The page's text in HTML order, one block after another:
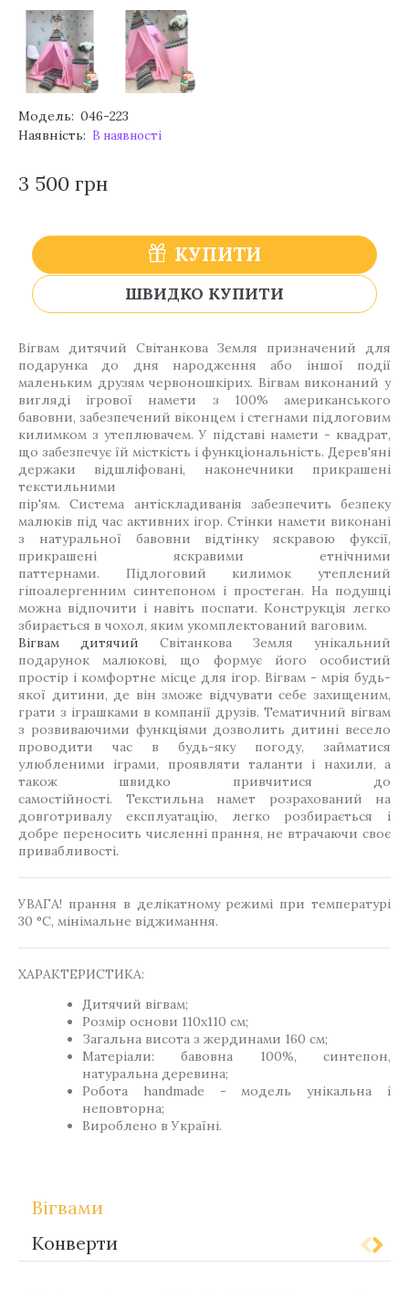
Модель: 046-223
Наявність: В наявності
3 500 грн
КУПИТИ
ШВИДКО КУПИТИ
Вігвам дитячий Світанкова Земля призначений для
подарунка до дня народження або іншої події
маленьким друзям червоношкірих. Вігвам виконаний у
вигляді ігрової намети з 100% американського
бавовни, забезпечений віконцем і стегнами підлоговим
килимком з утеплювачем. У підставі намети - квадрат,
що забезпечує їй місткість і функціональність. Дерев'яні
держаки відшліфовані, наконечники прикрашені
текстильними
пір'ям. Система антіскладиванія забезпечить безпеку
малюків під час активних ігор. Стінки намети виконані
з натуральної бавовни відтінку яскравою фуксії,
прикрашені яскравими етнічними
паттернами. Підлоговий килимок утеплений
гіпоалергенним синтепоном і простеган. На подушці
можна відпочити і навіть поспати. Конструкція легко
збирається в чохол, яким укомплектований ваговим.
Вігвам дитячий Світанкова Земля унікальний
подарунок малюкові, що формує його особистий
простір і комфортне місце для ігор. Вігвам - мрія будь-
якої дитини, де він зможе відчувати себе захищеним,
грати з іграшками в компанії друзів. Тематичний вігвам
з розвиваючими функціями дозволить дитині весело
проводити час в будь-яку погоду, займатися
улюбленими іграми, проявляти таланти і нахили, а
також швидко привчитися до
самостійності. Текстильна намет розрахований на
довготривалу експлуатацію, легко розбирається і
добре переносить численні прання, не втрачаючи своє
привабливості.
УВАГА! прання в делікатному режимі при температурі
30 °C, мінімальне віджимання.
ХАРАКТЕРИСТИКА:
Дитячий вігвам;
Розмір основи 110х110 см;
Загальна висота з жердинами 160 см;
Матеріали: бавовна 100%, синтепон,
натуральна деревина;
Робота handmade - модель унікальна і
неповторна;
Вироблено в Україні.
Вігвами
Конверти